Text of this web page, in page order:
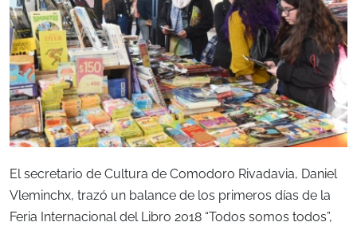
El secretario de Cultura de Comodoro Rivadavia, Daniel
Vleminchx, trazó un balance de los primeros días de la
Feria Internacional del Libro 2018 “Todos somos todos”,